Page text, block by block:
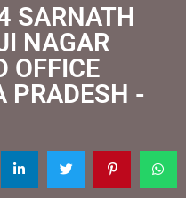
SARNATH
NAGAR
OFFICE
PRADESH -